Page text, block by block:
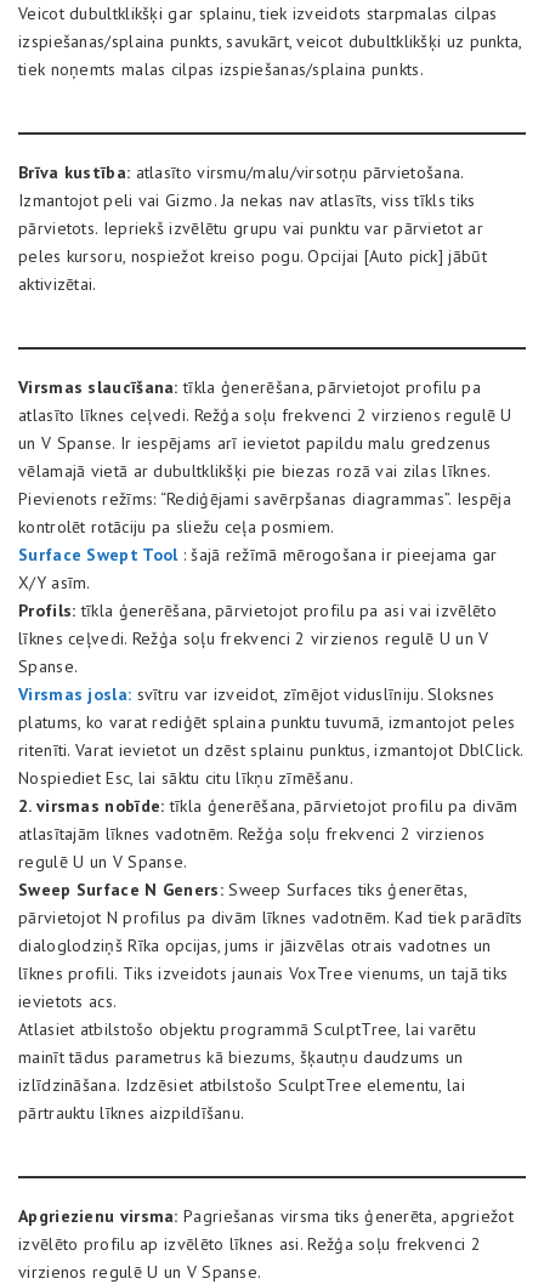
Veicot dubultklikšķi gar splainu, tiek izveidots starpmalas cilpas
izspiešanas/splaina punkts, savukārt, veicot dubultklikšķi uz punkta,
tiek noņemts malas cilpas izspiešanas/splaina punkts.
Brīva kustība: atlasīto virsmu/malu/virsotņu pārvietošana.
Izmantojot peli vai Gizmo. Ja nekas nav atlasīts, viss tīkls tiks
pārvietots. Iepriekš izvēlētu grupu vai punktu var pārvietot ar
peles kursoru, nospiežot kreiso pogu. Opcijai [Auto pick] jābūt
aktivizētai.
Virsmas slaucīšana: tīkla ģenerēšana, pārvietojot profilu pa
atlasīto līknes ceļvedi. Režģa soļu frekvenci 2 virzienos regulē U
un V Spanse. Ir iespējams arī ievietot papildu malu gredzenus
vēlamajā vietā ar dubultklikšķi pie biezas rozā vai zilas līknes.
Pievienots režīms: “Rediģējami savērpšanas diagrammas”. Iespēja
kontrolēt rotāciju pa sliežu ceļa posmiem.
Surface Swept Tool: šajā režīmā mērogošana ir pieejama gar
X/Y asīm.
Profils: tīkla ģenerēšana, pārvietojot profilu pa asi vai izvēlēto
līknes ceļvedi. Režģa soļu frekvenci 2 virzienos regulē U un V
Spanse.
Virsmas josla: svītru var izveidot, zīmējot viduslīniju. Sloksnes
platums, ko varat rediģēt splaina punktu tuvumā, izmantojot peles
ritenīti. Varat ievietot un dzēst splainu punktus, izmantojot DblClick.
Nospiediet Esc, lai sāktu citu līkņu zīmēšanu.
2. virsmas nobīde: tīkla ģenerēšana, pārvietojot profilu pa divām
atlasītajām līknes vadotnēm. Režģa soļu frekvenci 2 virzienos
regulē U un V Spanse.
Sweep Surface N Geners:Sweep Surfaces tiks ģenerētas,
pārvietojot N profilus pa divām līknes vadotnēm. Kad tiek parādīts
dialoglodziņš Rīka opcijas, jums ir jāizvēlas otrais vadotnes un
līknes profili. Tiks izveidots jaunais VoxTree vienums, un tajā tiks
ievietots acs.
Atlasiet atbilstošo objektu programmā SculptTree, lai varētu
mainīt tādus parametrus kā biezums, šķautņu daudzums un
izlīdzināšana. Izdzēsiet atbilstošo SculptTree elementu, lai
pārtrauktu līknes aizpildīšanu.
Apgriezienu virsma: Pagriešanas virsma tiks ģenerēta, apgriežot
izvēlēto profilu ap izvēlēto līknes asi. Režģa soļu frekvenci 2
virzienos regulē U un V Spanse.